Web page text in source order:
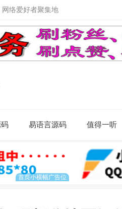
络爱好者聚集地
易语言源码 值得一听